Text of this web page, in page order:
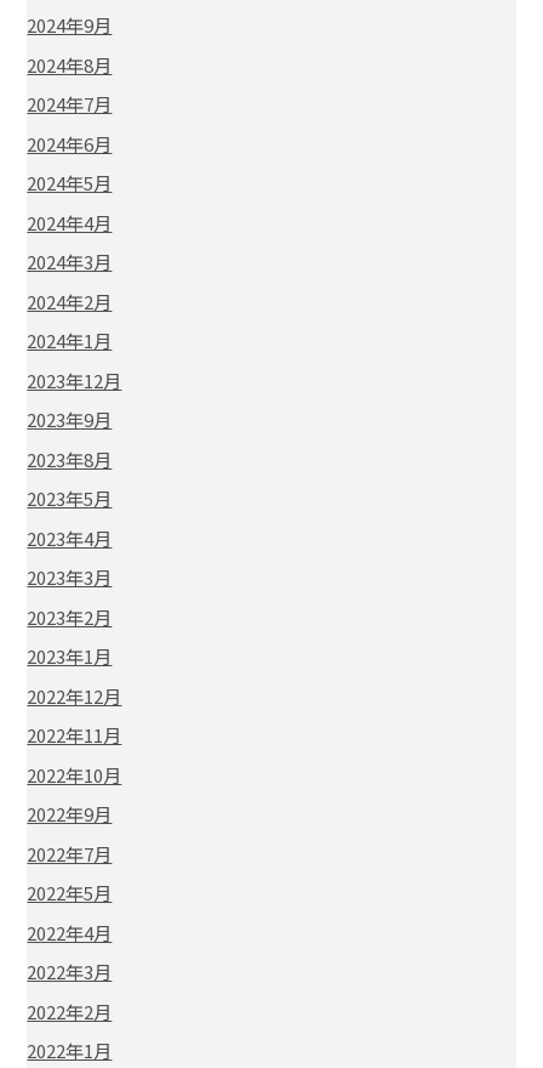
2024年9月
2024年8月
2024年7月
2024年6月
2024年5月
2024年4月
2024年3月
2024年2月
2024年1月
2023年12月
2023年9月
2023年8月
2023年5月
2023年4月
2023年3月
2023年2月
2023年1月
2022年12月
2022年11月
2022年10月
2022年9月
2022年7月
2022年5月
2022年4月
2022年3月
2022年2月
2022年1月